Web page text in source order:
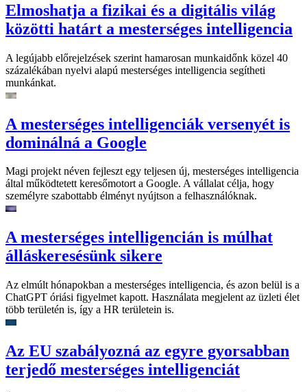
Elmoshatja a fizikai és a digitális világ
közötti határt a mesterséges intelligencia
A legújabb előrejelzések szerint hamarosan munkaidőnk közel 40
százalékában nyelvi alapú mesterséges intelligencia segítheti
munkánkat.
A mesterséges intelligenciák versenyét is
dominálná a Google
Magi projekt néven fejleszt egy teljesen új, mesterséges intelligencia
által működtetett keresőmotort a Google. A vállalat célja, hogy
személyre szabottabb élményt nyújtson a felhasználóknak.
A mesterséges intelligencián is múlhat
álláskeresésünk sikere
Az elmúlt hónapokban a mesterséges intelligencia, és azon belül is a
ChatGPT óriási figyelmet kapott. Használata megjelent az üzleti élet
több területén is, így a HR területein is.
Az EU szabályozná az egyre gyorsabban
terjedő mesterséges intelligenciát